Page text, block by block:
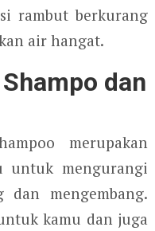
rambut berkurang
air hangat.
dan
merupakan
untuk mengurangi
mengembang.
kamu dan juga